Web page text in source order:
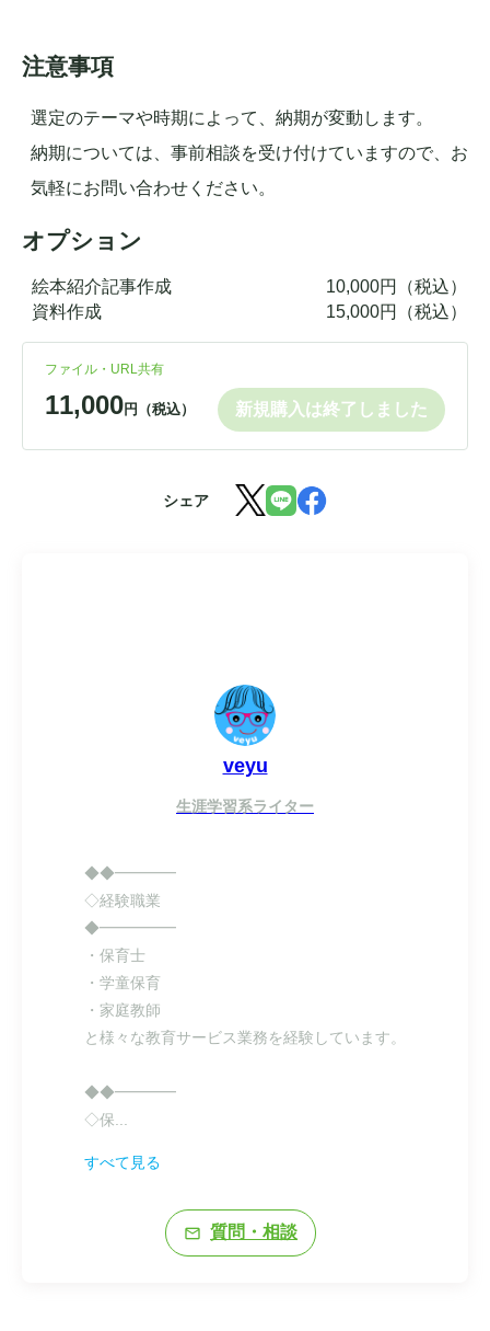
注意事項
選定のテーマや時期によって、納期が変動します。
納期については、事前相談を受け付けていますので、お
気軽にお問い合わせください。
オプション
絵本紹介記事作成 10,000円（税込）
資料作成
15,000円（税込）
ファイル・URL共有
11,000円（税込） 新規購入は終了しました
シェア
veyu
生涯学習系ライター
◆◆━━━━
◇経験職業
◆━━━━━
・保育士
・学童保育
・家庭教師
と様々な教育サービス業務を経験しています。
◆◆━━━━
◇保
すべて見る
mail_outline 質問・相談